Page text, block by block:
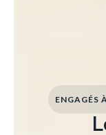
ENGAGÉS